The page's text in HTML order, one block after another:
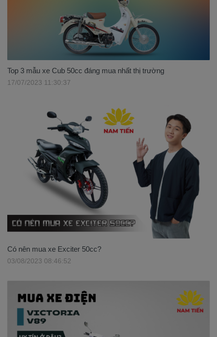
Top 3 mẫu xe Cub 50cc đáng mua nhất thị trường
17/07/2023 11:30:37
Có nên mua xe Exciter 50cc?
03/08/2023 08:46:52